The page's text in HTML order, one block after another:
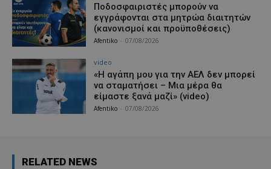
Ποδοσφαιριστές μπορούν να
εγγράφονται στα μητρώα διαιτητών
(κανονισμοί και προϋποθέσεις)
Afentiko 07/08/2026
video
«Η αγάπη μου για την ΑΕΛ δεν μπορεί
να σταματήσει – Μια μέρα θα
είμαστε ξανά μαζί» (video)
Afentiko 07/08/2026
RELATED NEWS